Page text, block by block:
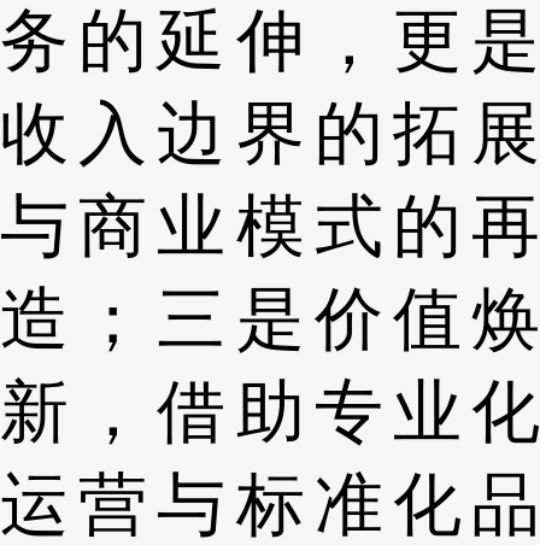
务的延伸，更是
收入边界的拓展
与商业模式的再
造；三是价值焕
新，借助专业化
运营与标准化品